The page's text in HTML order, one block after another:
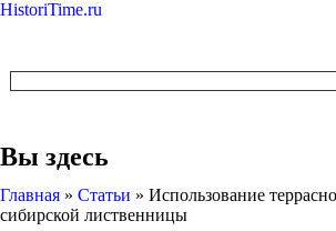
HistoriTime.ru
Вы здесь
Главная » Статьи » Использование
сибирской лиственницы